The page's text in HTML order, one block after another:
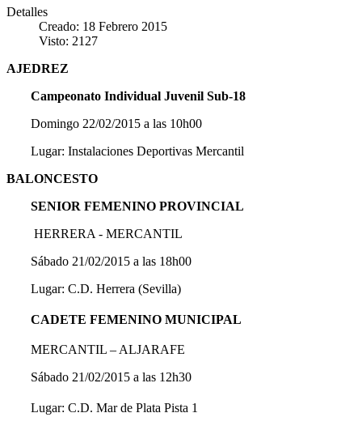
Detalles
Creado: 18 Febrero 2015
Visto: 2127
AJEDREZ
Campeonato Individual Juvenil Sub-18
Domingo 22/02/2015 a las 10h00
Lugar: Instalaciones Deportivas Mercantil
BALONCESTO
SENIOR FEMENINO PROVINCIAL
HERRERA - MERCANTIL
Sábado 21/02/2015 a las 18h00
Lugar: C.D. Herrera (Sevilla)
CADETE FEMENINO MUNICIPAL
MERCANTIL – ALJARAFE
Sábado 21/02/2015 a las 12h30
Lugar: C.D. Mar de Plata Pista 1